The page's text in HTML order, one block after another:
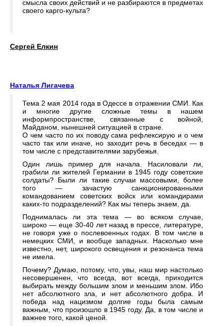
смысла своих действий и не разбираются в предметах
своего карго-культа?
Сергей Елкин
Наталья Лигачева
Тема 2 мая 2014 года в Одессе в отражении СМИ. Как
и многие другие сложные темы в нашем
информпространстве, связанные с войной,
Майданом, нынешней ситуацией в стране.
О чем часто по их поводу сама рефлексирую и о чем
часто так или иначе, но заходит речь в беседах — в
том числе с представителями зарубежья.
Один лишь пример для начала. Насиловали ли,
грабили ли жителей Германии в 1945 году советские
солдаты? Были ли такие случаи массовыми, более
того — зачастую санкционированными
командованием советских войск или командирами
каких-то подразделений? Как мы теперь знаем, да.
Поднималась ли эта тема — во всяком случае,
широко — еще 30-40 лет назад в прессе, литературе,
не говоря уже о послевоенных годах. В том числе в
немецких СМИ, и вообще западных. Насколько мне
известно, нет, широкого освещения и резонанса тема
не имела.
Почему? Думаю, потому, что, увы, наш мир настолько
несовершенен, что всегда, вот всегда, приходится
выбирать между большим злом и меньшим злом. Ибо
нет абсолютного зла, и нет абсолютного добра. И
победа над нацизмом долгие годы была самым
важным, что произошло в 1945 году. Да, в том числе и
важнее того, какой ценой.